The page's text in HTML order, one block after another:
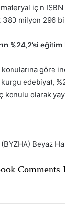
için ISBN
380 milyon 296
%24,2’si
konularına göre
edebiyat,
konulu olarak
Beyaz
Comments